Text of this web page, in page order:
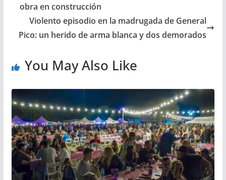
obra en construcción
Violento episodio en la madrugada de General
Pico: un herido de arma blanca y dos demorados
You May Also Like